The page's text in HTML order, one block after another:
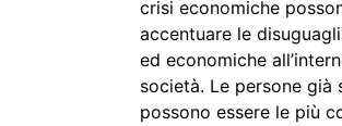
crisi economiche
accentuare le
ed economiche
società. Le persone già
possono essere le più